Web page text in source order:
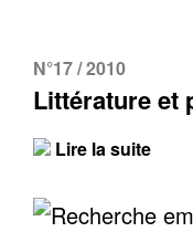
N°17 / 2010
Littérature et
Lire la suite